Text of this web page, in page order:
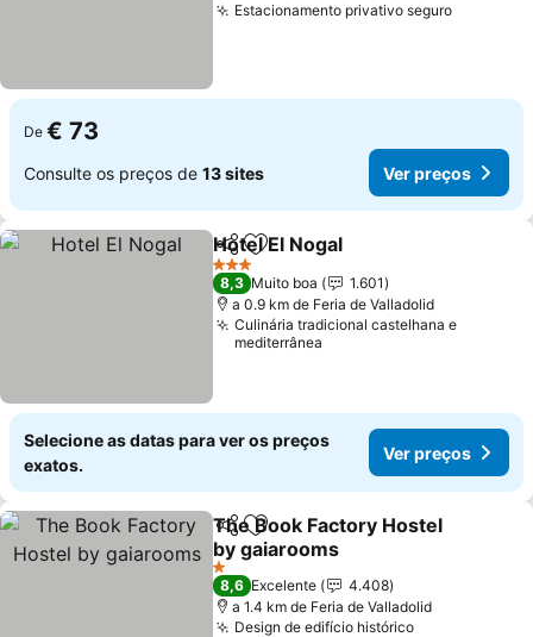
Estacionamento privativo seguro
De € 73
Consulte os preços de 13 sites Ver preços
PartilharAdicionar aos favoritos
Hotel El Nogal
3 Estrelas
8,3 Muito boa
1.601
a 0.9 km de Feria de Valladolid
Culinária tradicional castelhana e
mediterrânea
Selecione as datas para ver os preços
exatos.
Ver preços
PartilharAdicionar aos favoritos
The Book Factory Hostel
by gaiarooms
1 Estrelas
8,6 Excelente
4.408
a 1.4 km de Feria de Valladolid
Design de edifício histórico